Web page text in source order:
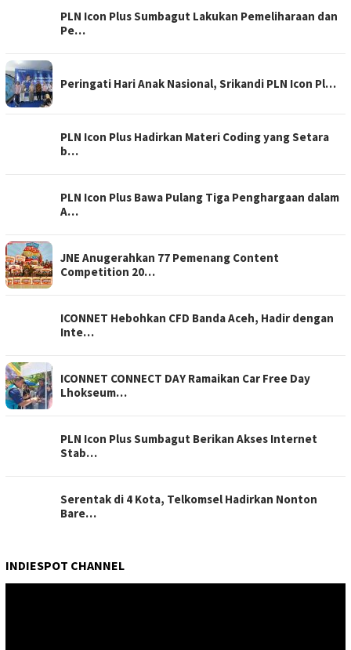
PLN Icon Plus Sumbagut Lakukan Pemeliharaan dan
Pe…
Peringati Hari Anak Nasional, Srikandi PLN Icon Pl…
PLN Icon Plus Hadirkan Materi Coding yang Setara
b…
PLN Icon Plus Bawa Pulang Tiga Penghargaan dalam
A…
JNE Anugerahkan 77 Pemenang Content
Competition 20…
ICONNET Hebohkan CFD Banda Aceh, Hadir dengan
Inte…
ICONNET CONNECT DAY Ramaikan Car Free Day
Lhokseum…
PLN Icon Plus Sumbagut Berikan Akses Internet
Stab…
Serentak di 4 Kota, Telkomsel Hadirkan Nonton
Bare…
INDIESPOT CHANNEL